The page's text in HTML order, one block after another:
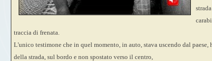
traccia di frenata.
L'unico testimone che in quel momento, in auto, stava uscendo dal
della strada, sul bordo e non spostato verso il centro,